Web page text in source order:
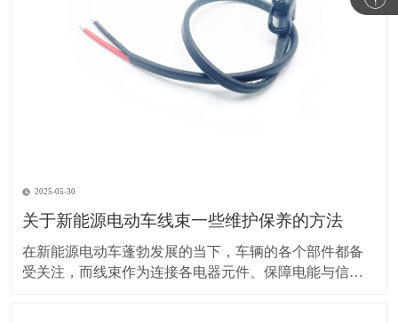
2025-05-30
关于新能源电动车线束一些维护保养的方法
在新能源电动车蓬勃发展的当下，车辆的各个部件都备
受关注，而线束作为连接各电器元件、保障电能与信号